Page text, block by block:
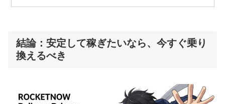
結論：安定して稼ぎたいなら、今すぐ乗り
換えるべき